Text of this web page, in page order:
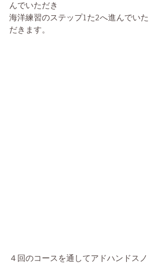
んでいただき
海洋練習のステップ1た2へ進んでいた
だきます。
４回のコースを通してアドハンドスノ